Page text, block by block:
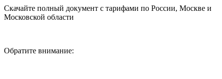
Скачайте полный документ с тарифами по России, Москве и
Московской области
Обратите внимание: